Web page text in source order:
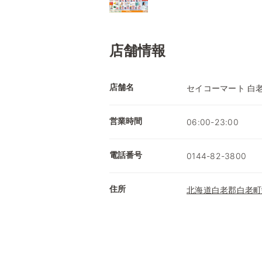
店舗情報
店舗名 セイコーマート 白
営業時間 06:00-23:00
電話番号 0144-82-3800
住所 北海道白老郡白老